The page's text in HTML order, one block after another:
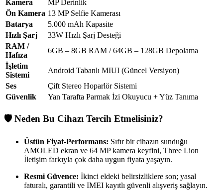
Kamera
MP Derinlik
Ön Kamera 13 MP Selfie Kamerası
Batarya
5.000 mAh Kapasite
Hızlı Şarj
33W Hızlı Şarj Desteği
RAM /
Hafıza
6GB – 8GB RAM / 64GB – 128GB Depolama
İşletim
Sistemi
Android Tabanlı MIUI (Güncel Versiyon)
Ses
Çift Stereo Hoparlör Sistemi
Güvenlik
Yan Tarafta Parmak İzi Okuyucu + Yüz Tanıma
🛡️ Neden Bu Cihazı Tercih Etmelisiniz?
Üstün Fiyat-Performans: Sıfır bir cihazın sunduğu
AMOLED ekran ve 64 MP kamera keyfini, Three Lion
İletişim farkıyla çok daha uygun fiyata yaşayın.
Resmi Güvence: İkinci eldeki belirsizliklere son; yasal
faturalı, garantili ve IMEI kayıtlı güvenli alışveriş sağlayın.